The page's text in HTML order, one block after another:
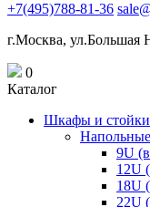
+7(495)788-81-36
г.Москва, ул.Большая
0
Каталог
Шкафы и
9U
12U
18U
22U